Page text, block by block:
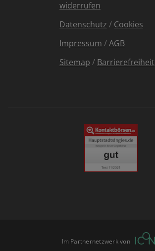
widerrufen
Datenschutz / Cookies
Impressum /AGB
Sitemap / Barrierefreiheit
Im Partnernetzwerk von